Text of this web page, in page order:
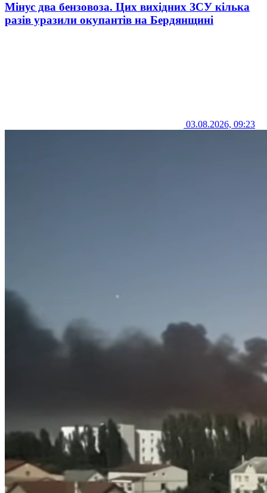
Мінус два бензовоза. Цих вихідних ЗСУ кілька
разів уразили окупантів на Бердянщині
03.08.2026, 09:23